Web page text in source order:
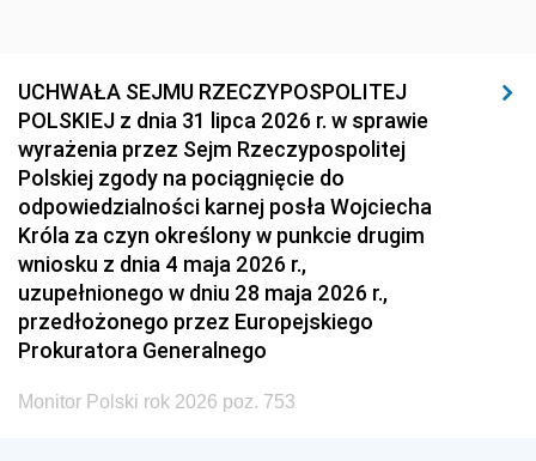
UCHWAŁA SEJMU RZECZYPOSPOLITEJ
POLSKIEJ z dnia 31 lipca 2026 r. w sprawie
wyrażenia przez Sejm Rzeczypospolitej
Polskiej zgody na pociągnięcie do
odpowiedzialności karnej posła Wojciecha
Króla za czyn określony w punkcie drugim
wniosku z dnia 4 maja 2026 r.,
uzupełnionego w dniu 28 maja 2026 r.,
przedłożonego przez Europejskiego
Prokuratora Generalnego
Monitor Polski rok 2026 poz. 753